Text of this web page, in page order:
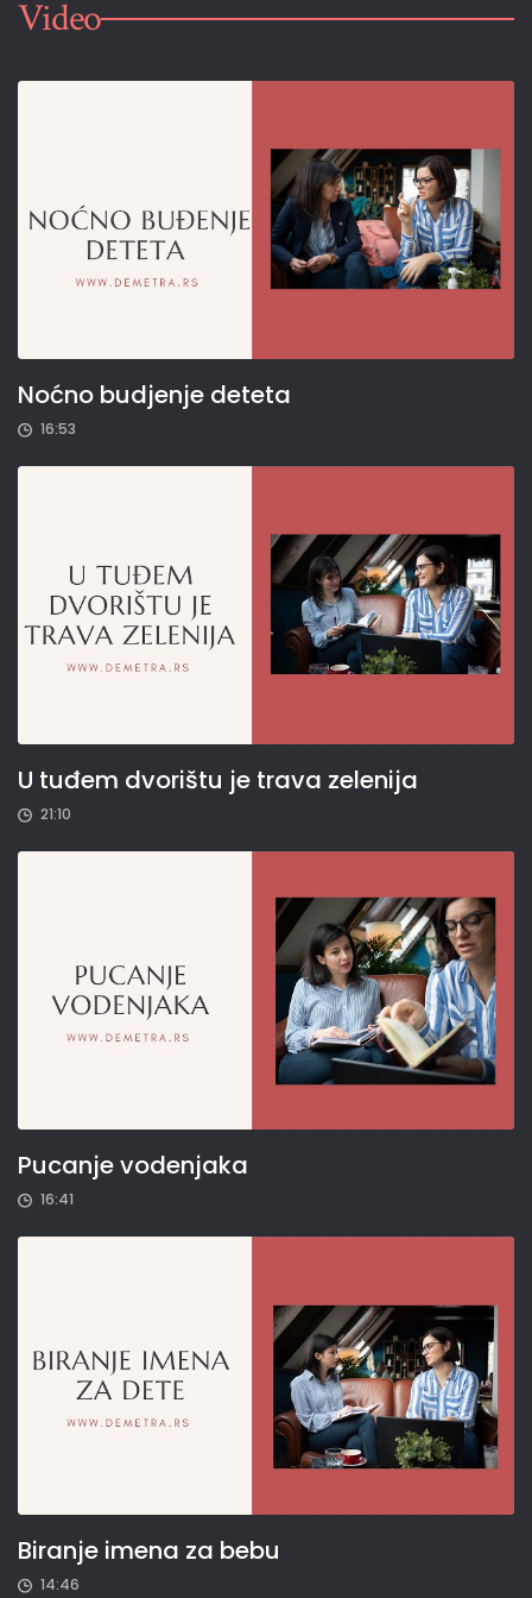
Video
16:53
Noćno budjenje deteta
21:10
U tuđem dvorištu je trava zelenija
16:41
Pucanje vodenjaka
14:46
Biranje imena za bebu